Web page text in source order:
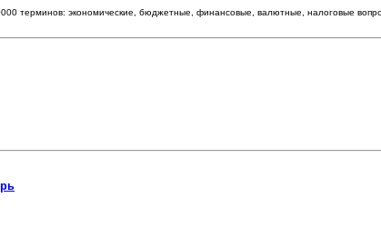
терминов: экономические, бюджетные, финансовые, валютные, налоговые